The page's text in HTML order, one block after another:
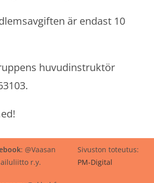
är endast 10
huvudinstruktör
: @Vaasan
r.y.
Sivuston toteutus:
PM-Digital